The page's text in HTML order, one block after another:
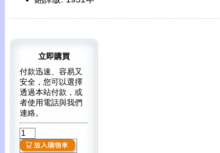
立即購買
付款迅速、容易又
安全，您可以選擇
透過本站付款，或
者使用電話與我們
連絡。